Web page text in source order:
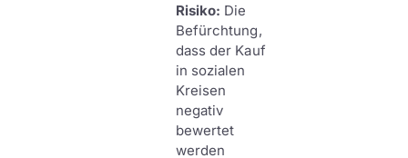
Risiko: Die
Befürchtung,
dass der Kauf
in sozialen
Kreisen
negativ
bewertet
werden